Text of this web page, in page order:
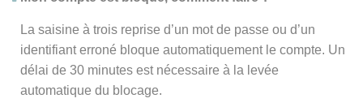
La saisine à trois reprise d’un mot de passe ou d’un
identifiant erroné bloque automatiquement le compte. Un
délai de 30 minutes est nécessaire à la levée
automatique du blocage.